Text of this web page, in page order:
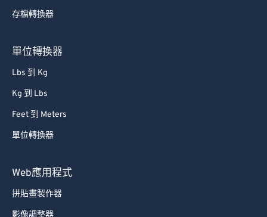
存檔轉換器
單位轉換器
Lbs 到 Kg
Kg 到 Lbs
Feet 到 Meters
單位轉換器
Web應用程式
拼貼畫製作器